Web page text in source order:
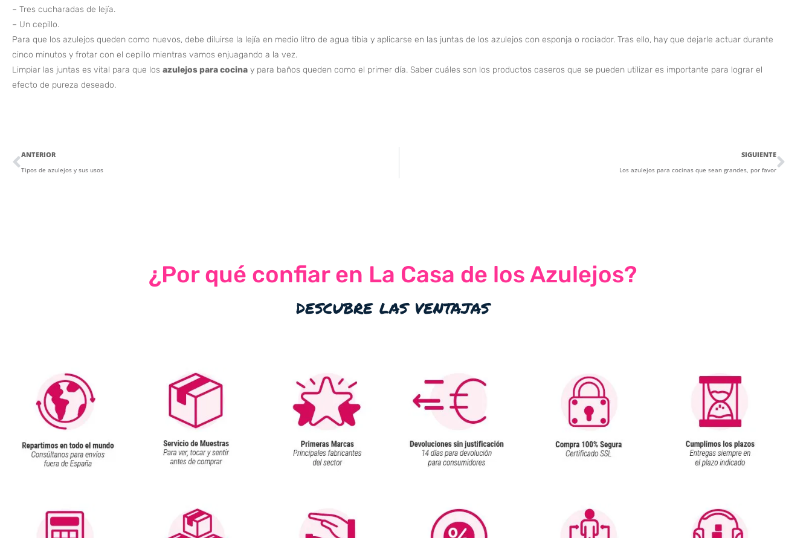
– Tres cucharadas de lejía.
– Un cepillo.
Para que los azulejos queden como nuevos, debe diluirse la lejía en medio litro de agua tibia y aplicarse en las juntas de los azulejos con esponja o rociador. Tras ello, hay que dejarle actuar durante
cinco minutos y frotar con el cepillo mientras vamos enjuagando a la vez.
Limpiar las juntas es vital para que los azulejos para cocina y para baños queden como el primer día. Saber cuáles son los productos caseros que se pueden utilizar es importante para lograr el
efecto de pureza deseado.
ANTERIOR
Tipos de azulejos y sus usos
SIGUIENTE
Los azulejos para cocinas que sean grandes, por favor
¿Por qué confiar en La Casa de los Azulejos?
descubre las ventajas